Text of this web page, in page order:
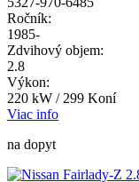
Ročník:
1985-
Zdvihový objem:
2.8
Výkon:
220 kW / 299 Koní
Viac info
na dopyt